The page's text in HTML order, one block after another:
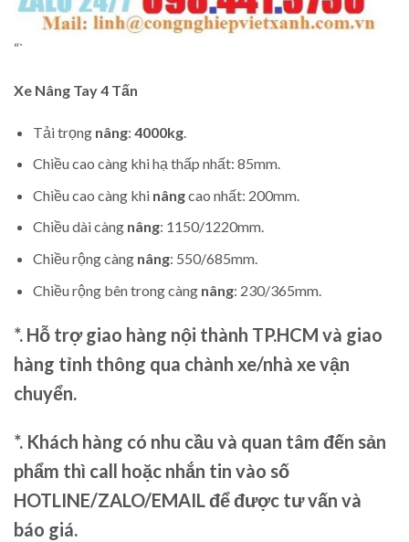
“`
Xe Nâng Tay4 Tấn
Tải trọng nâng: 4000kg.
Chiều cao càng khi hạ thấp nhất: 85mm.
Chiều cao càng khi nângcao nhất: 200mm.
Chiều dài càng nâng: 1150/1220mm.
Chiều rộng càng nâng: 550/685mm.
Chiều rộng bên trong càng nâng: 230/365mm.
*. Hỗ trợ giao hàng nội thành TP.HCM và giao
hàng tỉnh thông qua chành xe/nhà xe vận
chuyển.
*. Khách hàng có nhu cầu và quan tâm đến sản
phẩm thì call hoặc nhắn tin vào số
HOTLINE/ZALO/EMAIL để được tư vấn và
báo giá.